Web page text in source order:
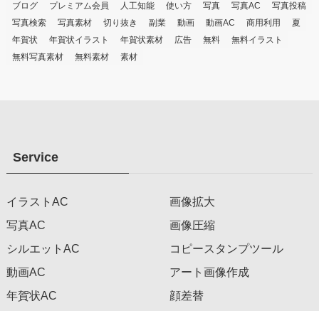
ブログ
プレミアム会員 人工知能 使い方 写真 写真AC
写真投稿
写真検索
写真素材 切り抜き 副業 動画 動画AC 商用利用
夏
年賀状
年賀状イラスト 年賀状素材 広告 無料
無料イラスト
無料写真素材
無料素材 素材
Service
イラストAC
写真AC
シルエットAC
動画AC
年賀状AC
画像拡大
画像圧縮
コピースタンプツール
アート画像作成
顔差替